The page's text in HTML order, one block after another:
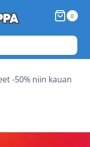
0
-50% niin kauan